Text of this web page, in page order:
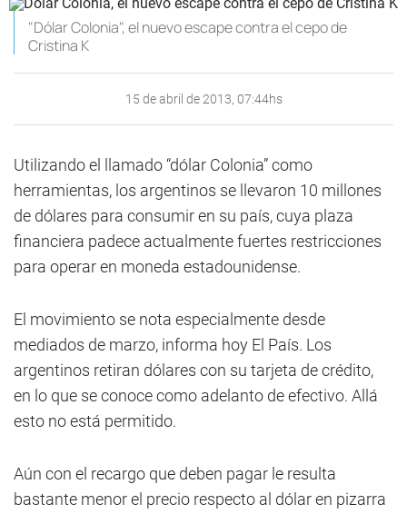
"Dólar Colonia", el nuevo escape contra el cepo de
Cristina K
15 de abril de 2013, 07:44hs
Utilizando el llamado “dólar Colonia” como
herramientas, los argentinos se llevaron 10 millones
de dólares para consumir en su país, cuya plaza
financiera padece actualmente fuertes restricciones
para operar en moneda estadounidense.
El movimiento se nota especialmente desde
mediados de marzo, informa hoy El País. Los
argentinos retiran dólares con su tarjeta de crédito,
en lo que se conoce como adelanto de efectivo. Allá
esto no está permitido.
Aún con el recargo que deben pagar le resulta
bastante menor el precio respecto al dólar en pizarra